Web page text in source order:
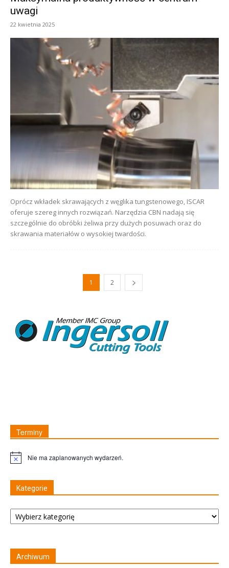
uwagi
22 kwietnia 2025
Oprócz wkładek skrawających z węglika tungstenowego, ISCAR
oferuje szereg innych rozwiązań. Narzędzia CBN nadają się
szczególnie do obróbki żeliwa przy dużych posuwach oraz do
skrawania materiałów o wysokiej twardości.
1 2
Terminy
UwagaNie ma zaplanowanych wydarzeń.
Kategorie
Kategorie
Archiwum